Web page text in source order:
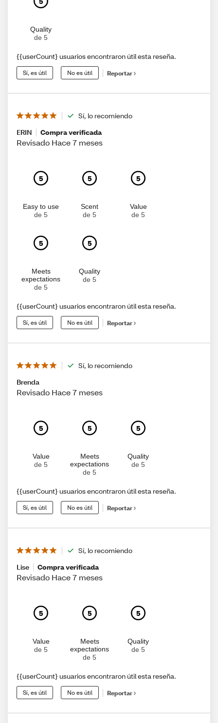
Quality
de 5
{{userCount} usuarios encontraron útil esta reseña.
Sí, es útil No es útil Reportar
Sí, lo recomiendo
ERIN
Compra verificada
Revisado Hace 7 meses
5
Easy to use
de 5
5
Scent
de 5
5
Value
de 5
5
Meets
expectations
de 5
5
Quality
de 5
{{userCount} usuarios encontraron útil esta reseña.
Sí, es útil No es útil Reportar
Sí, lo recomiendo
Brenda
Revisado Hace 7 meses
5
Value
de 5
5
Meets
expectations
de 5
5
Quality
de 5
{{userCount} usuarios encontraron útil esta reseña.
Sí, es útil No es útil Reportar
Sí, lo recomiendo
Lise
Compra verificada
Revisado Hace 7 meses
5
Value
de 5
5
Meets
expectations
de 5
5
Quality
de 5
{{userCount} usuarios encontraron útil esta reseña.
Sí, es útil No es útil Reportar